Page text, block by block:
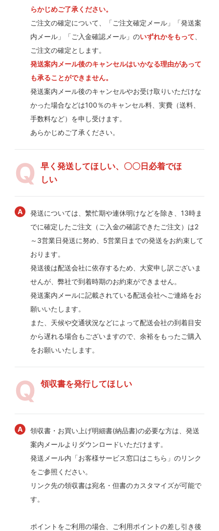
らかじめご了承ください。
ご注文の確定について、「ご注文確定メール」「発送案
内メール」「ご入金確認メール」のいずれかをもって
ご注文の確定とします。
発送案内メール後のキャンセルはいかなる理由があって
も承ることができません。
発送案内メール後のキャンセルやお受け取りいただけな
かった場合などは100％のキャンセル料、実費（送料、
手数料など）を申し受けます。
あらかじめご了承ください。
早く発送してほしい、〇〇日必着でほ
しい
発送については、繁忙期や連休明けなどを除き、13時ま
でに確定したご注文（ご入金の確認できたご注文）は2
～3営業日発送に努め、5営業日までの発送をお約束して
おります。
発送後は配送会社に依存するため、大変申し訳ございま
せんが、弊社で到着時期のお約束ができません。
発送案内メールに記載されている配送会社へご連絡をお
願いいたします。
また、天候や交通状況などによって配送会社の到着目安
から遅れる場合もございますので、余裕をもったご購入
をお願いいたします。
領収書を発行してほしい
領収書・お買い上げ明細書(納品書)の必要な方は、発送
案内メールよりダウンロードいただけます。
発送メール内「お客様サービス窓口はこちら」のリンク
をご参照ください。
リンク先の領収書は宛名・但書のカスタマイズが可能で
す。
ポイントをご利用の場合、ご利用ポイントの差し引き後